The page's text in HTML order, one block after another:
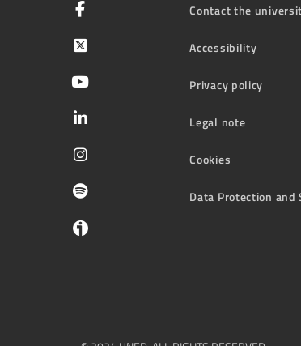
Contact the
Accessibility
Privacy policy
Legal note
Cookies
Data Protection and